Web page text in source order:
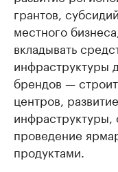
грантов,
местного
вкладывать
инфраструктуры
брендов —
центров,
инфраструктуры,
проведение
продуктами.